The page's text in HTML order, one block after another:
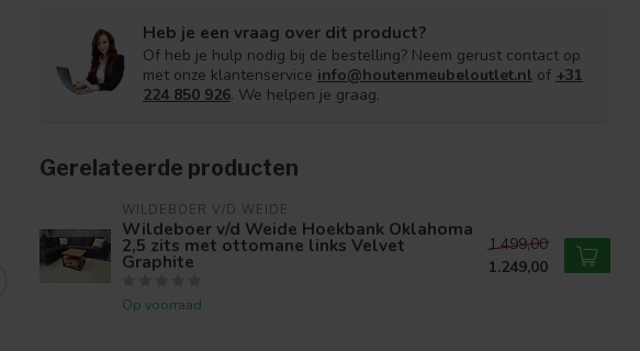
Heb je een vraag over dit product?
Of heb je hulp nodig bij de bestelling? Neem gerust contact op
met onze klantenservice info@houtenmeubeloutlet.nl of +31
224 850 926. We helpen je graag.
Gerelateerde producten
WILDEBOER V/D WEIDE
Wildeboer v/d Weide Hoekbank Oklahoma
2,5 zits met ottomane links Velvet
Graphite
Op voorraad
1.499,00
1.249,00